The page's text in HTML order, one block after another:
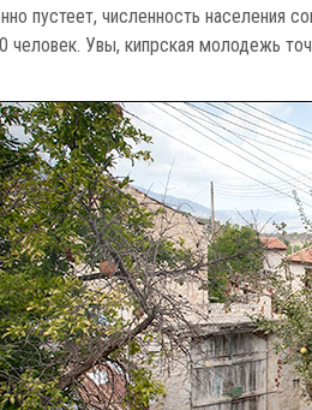
пустеет, численность
человек. Увы, кипрская молодежь